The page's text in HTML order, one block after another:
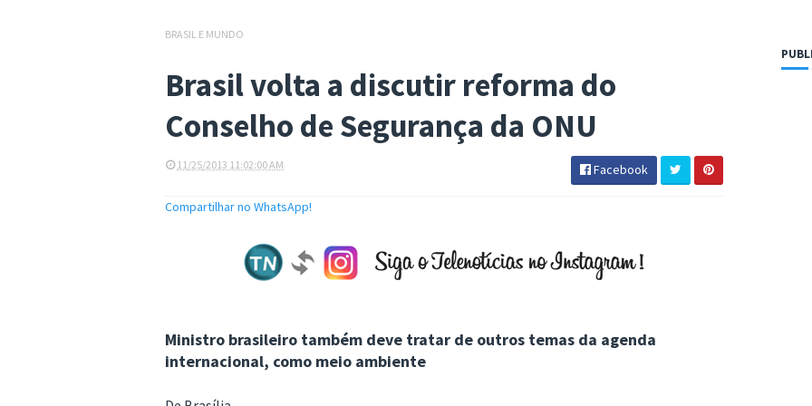
BRASIL E MUNDO
Brasil volta a discutir reforma do
Conselho de Segurança da ONU
11/25/2013 11:02:00 AM Facebook
Compartilhar no WhatsApp!
Ministro brasileiro também deve tratar de outros temas da agenda
internacional, como meio ambiente